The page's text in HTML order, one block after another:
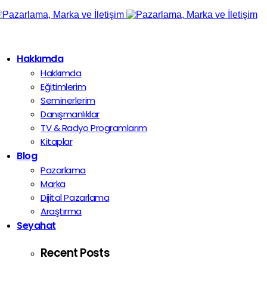
Hakkımda
Hakkımda
Eğitimlerim
Seminerlerim
Danışmanlıklar
TV & Radyo Programlarım
Kitaplar
Blog
Pazarlama
Marka
Dijital Pazarlama
Araştırma
Seyahat
Recent Posts